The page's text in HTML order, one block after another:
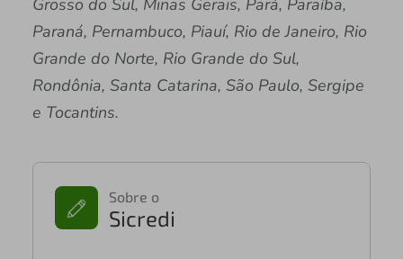
Grosso do Sul, Minas Gerais, Pará, Paraíba,
Paraná, Pernambuco, Piauí, Rio de Janeiro, Rio
Grande do Norte, Rio Grande do Sul,
Rondônia, Santa Catarina, São Paulo, Sergipe
e Tocantins.
Sobre o
Sicredi